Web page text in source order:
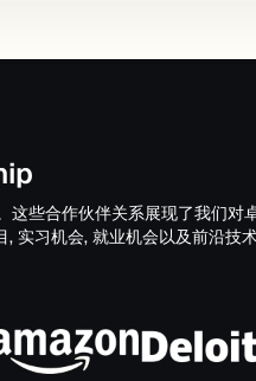
些合作伙伴关系展现了我们对
习机会, 就业机会以及前沿技术